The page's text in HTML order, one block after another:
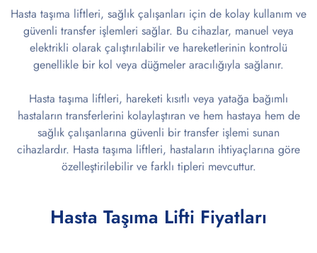
Hasta taşıma liftleri, sağlık çalışanları için de kolay kullanım ve
güvenli transfer işlemleri sağlar. Bu cihazlar, manuel veya
elektrikli olarak çalıştırılabilir ve hareketlerinin kontrolü
genellikle bir kol veya düğmeler aracılığıyla sağlanır.
Hasta taşıma liftleri, hareketi kısıtlı veya yatağa bağımlı
hastaların transferlerini kolaylaştıran ve hem hastaya hem de
sağlık çalışanlarına güvenli bir transfer işlemi sunan
cihazlardır. Hasta taşıma liftleri, hastaların ihtiyaçlarına göre
özelleştirilebilir ve farklı tipleri mevcuttur.
Hasta Taşıma Lifti Fiyatları